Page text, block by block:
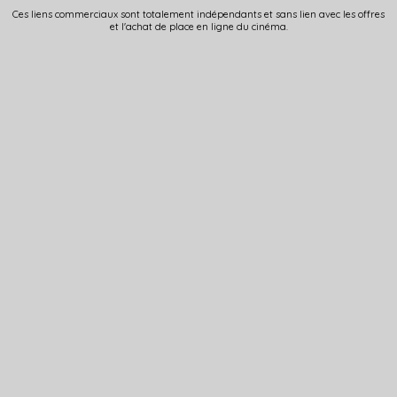
Ces liens commerciaux sont totalement indépendants et sans lien avec les offres
et l'achat de place en ligne du cinéma.